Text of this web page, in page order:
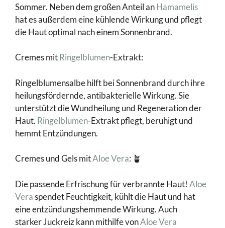
Sommer. Neben dem großen Anteil anHamamelis
hat es außerdem eine kühlende Wirkung und pflegt
die Haut optimal nach einem Sonnenbrand.
Cremes mitRingelblumen-Extrakt:
Ringelblumensalbe hilft bei Sonnenbrand durch ihre
heilungsfördernde, antibakterielle Wirkung. Sie
unterstützt die Wundheilung und Regeneration der
Haut. Ringelblumen-Extrakt pflegt, beruhigt und
hemmt Entzündungen.
Cremes und Gels mitAloe Vera: 🪴
Die passende Erfrischung für verbrannte Haut! Aloe
Veraspendet Feuchtigkeit, kühlt die Haut und hat
eine entzündungshemmende Wirkung. Auch
starker Juckreiz kann mithilfe vonAloe Vera